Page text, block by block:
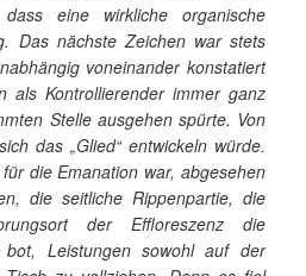
eine wirkliche organische
Das nächste Zeichen war stets
voneinander konstatiert
als Kontrollierender immer ganz
Stelle ausgehen spürte. Von
das „Glied“ entwickeln würde.
die Emanation war, abgesehen
die seitliche Rippenpartie, die
der Effloreszenz die
bot, Leistungen sowohl auf der